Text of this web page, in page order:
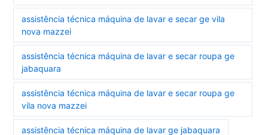
assistência técnica máquina de lavar e secar ge vila
nova mazzei
assistência técnica máquina de lavar e secar roupa ge
jabaquara
assistência técnica máquina de lavar e secar roupa ge
vila nova mazzei
assistência técnica máquina de lavar ge jabaquara